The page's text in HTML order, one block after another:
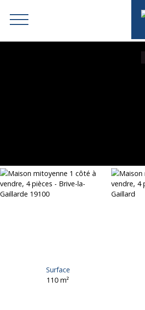
Mes favoris Espace vendeur
Surface
110m²